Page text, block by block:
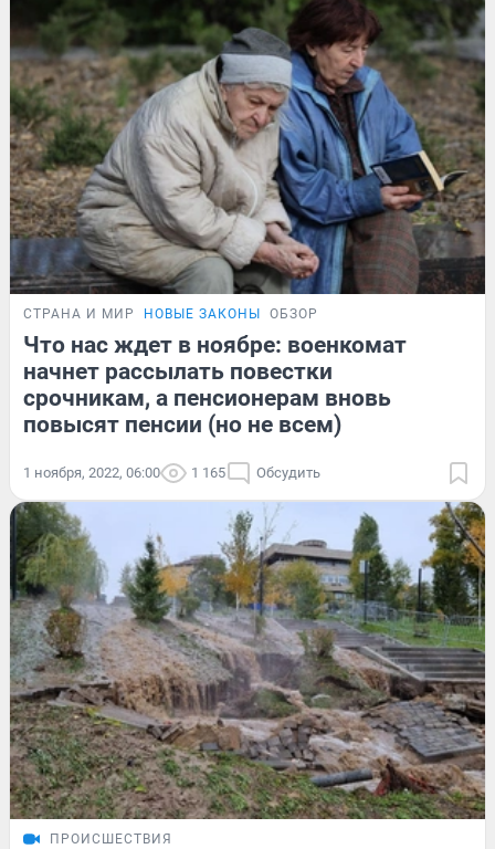
СТРАНА И МИР НОВЫЕ ЗАКОНЫ ОБЗОР
Что нас ждет в ноябре: военкомат
начнет рассылать повестки
срочникам, а пенсионерам вновь
повысят пенсии (но не всем)
1 ноября, 2022, 06:00 1 165 Обсудить
ПРОИСШЕСТВИЯ